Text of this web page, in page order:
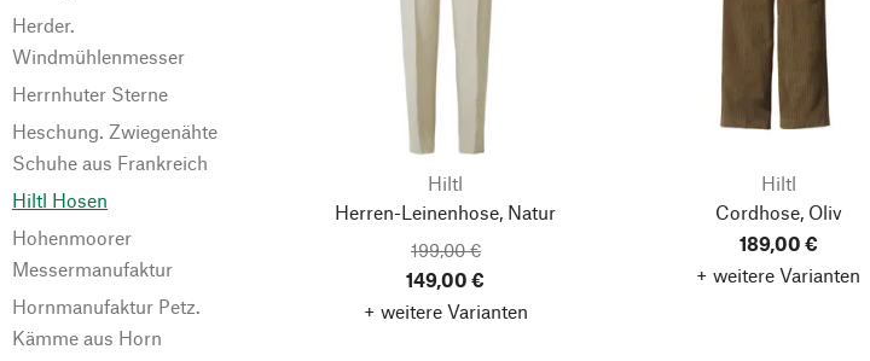
Herder.
Windmühlenmesser
Herrnhuter Sterne
Heschung. Zwiegenähte
Schuhe aus Frankreich
Hiltl Hosen
Hohenmoorer
Messermanufaktur
Hornmanufaktur Petz.
Kämme aus Horn
Hiltl
Herren-Leinenhose, Natur
199,00 €
149,00 €
+ weitere Varianten
Hiltl
Cordhose, Oliv
189,00 €
+ weitere Varianten